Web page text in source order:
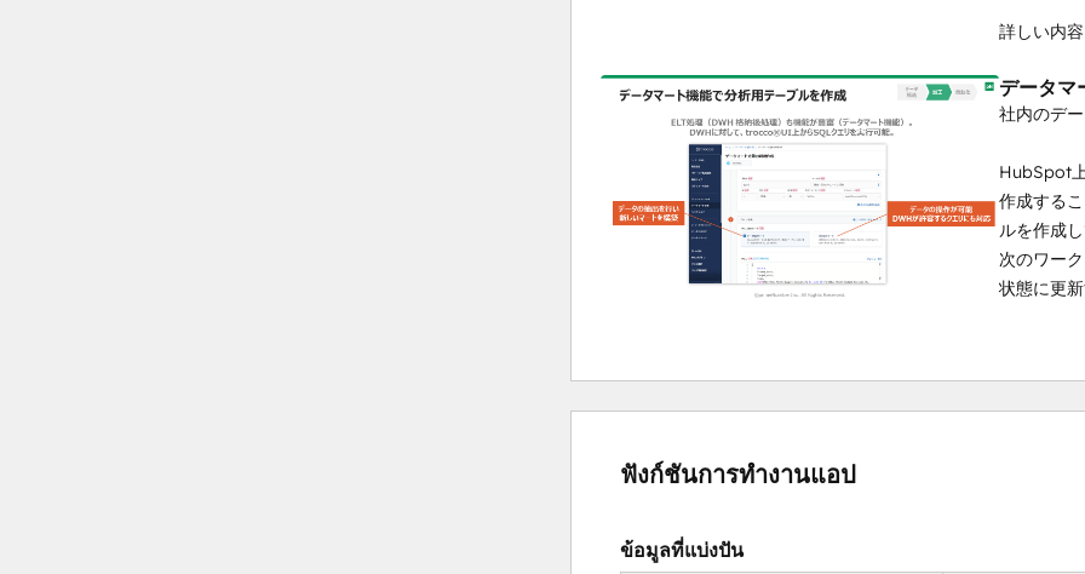
詳しい内
データマ
社内のデ
HubSpot
作成する
ルを作成
次のワー
状態に更
ฟังก์ชันการทำงานแอป
ข้อมูลที่แบ่งปัน